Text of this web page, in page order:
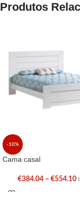
Produtos
-10%
Cama casal
€384.04 – €554.10